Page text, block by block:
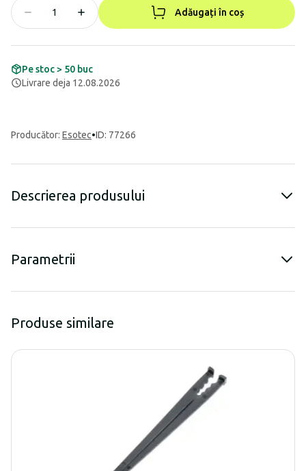
Adăugați în coș
Pe stoc > 50 buc
Livrare deja 12.08.2026
Producător: Esotec•ID: 77266
Descrierea produsului
Parametrii
Produse similare